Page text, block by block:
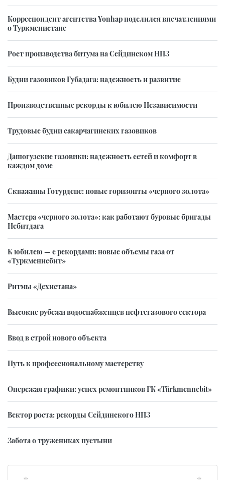
Корреспондент агентства Yonhap поделился впечатлениями
о Туркменистане
Рост производства битума на Сейдинском НПЗ
Будни газовиков Губадага: надежность и развитие
Производственные рекорды к юбилею Независимости
Трудовые будни сакарчагинских газовиков
Дашогузские газовики: надежность сетей и комфорт в
каждом доме
Скважины Готурдепе: новые горизонты «черного золота»
Мастера «черного золота»: как работают буровые бригады
Небитдага
К юбилею — с рекордами: новые объемы газа от
«Туркменнебит»
Ритмы «Дехистана»
Высокие рубежи водоснабженцев нефтегазового сектора
Ввод в строй нового объекта
Путь к профессиональному мастерству
Опережая графики: успех ремонтников ГК «Türkmennebit»
Вектор роста: рекорды Сейдинского НПЗ
Забота о тружениках пустыни